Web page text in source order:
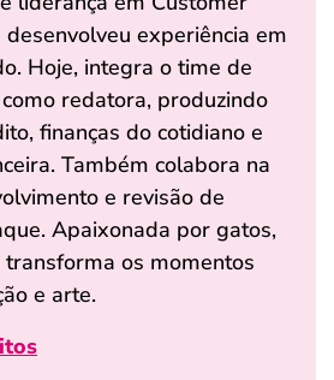
desenvolveu experiência em
Hoje, integra o time de
redatora, produzindo
finanças do cotidiano e
Também colabora na
e revisão de
Apaixonada por gatos,
transforma os momentos
e arte.